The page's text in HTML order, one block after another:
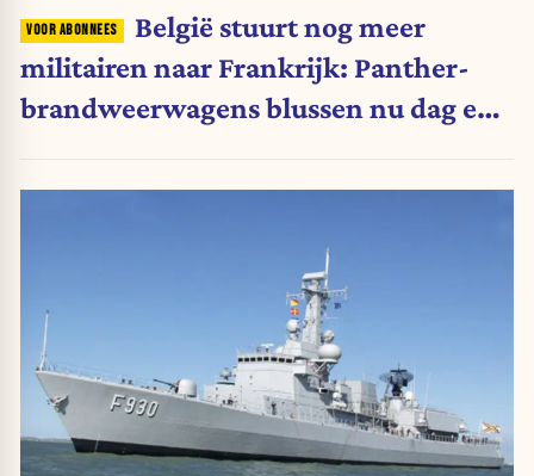
België stuurt nog meer
militairen naar Frankrijk: Panther-
brandweerwagens blussen nu dag en